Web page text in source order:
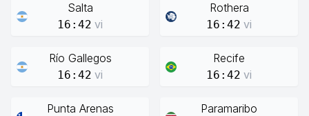
Salta
16:42 vi
Rothera
16:42 vi
Río Gallegos
16:42 vi
Recife
16:42 vi
Punta Arenas Paramaribo